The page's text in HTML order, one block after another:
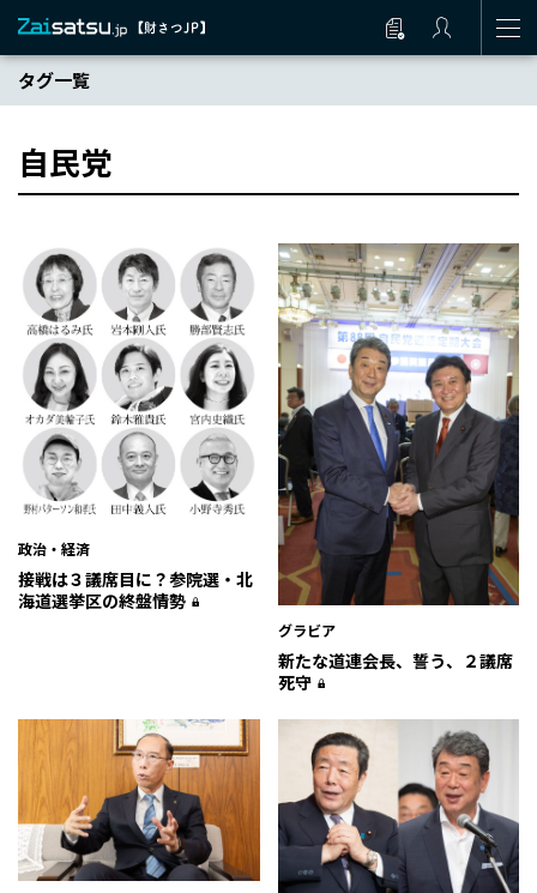
タグ一覧
自民党
政治・経済
接戦は３議席目に？参院選・北
海道選挙区の終盤情勢
グラビア
新たな道連会長、誓う、２議席
死守